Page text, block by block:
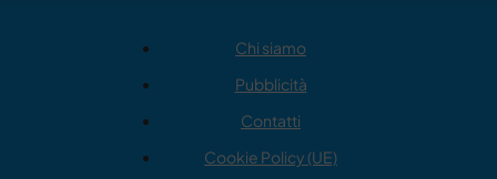
Chi siamo
Pubblicità
Contatti
Cookie Policy (UE)